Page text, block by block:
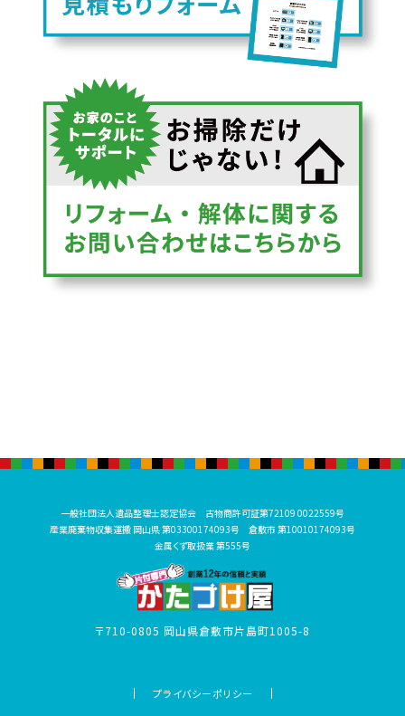
一般社団法人遺品整理士認定協会 古物商許可証第72109 0022559号
産業廃棄物収集運搬 岡山県 第03300174093号 倉敷市 第10010174093号
金属くず取扱業 第555号
〒710-0805 岡山県倉敷市片島町1005-8
プライバシーポリシー